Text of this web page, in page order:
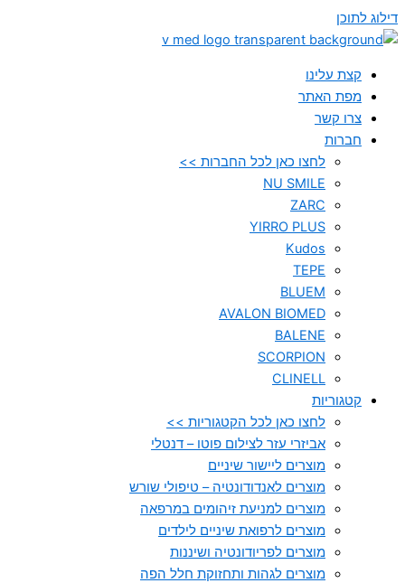
דילוג לתוכן
קצת עלינו
מפת האתר
צרו קשר
חברות
לחצו כאן לכל החברות >>
NU SMILE
ZARC
YIRRO PLUS
Kudos
TEPE
BLUEM
AVALON BIOMED
BALENE
SCORPION
CLINELL
קטגוריות
לחצו כאן לכל הקטגוריות >>
אביזרי עזר לצילום פוטו – דנטלי
מוצרים ליישור שיניים
מוצרים לאנדודונטיה – טיפולי שורש
מוצרים למניעת זיהומים במרפאה
מוצרים לרפואת שיניים לילדים
מוצרים לפריודונטיה ושיננות
מוצרים לגהות ותחזוקת חלל הפה